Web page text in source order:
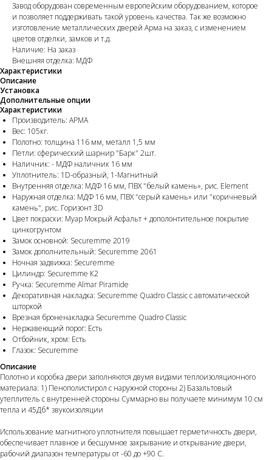
Завод оборудован современным европейским оборудованием, которое
и позволяет поддерживать такой уровень качества. Так же возможно
изготовление металлических дверей Арма на заказ, с изменением
цветов отделки, замков и т.д.
Наличие: На заказ
Внешняя отделка: МДФ
Характеристики
Описание
Установка
Дополнительные опции
Характеристики
Производитель: АРМА
Вес: 105кг.
Полотно: толщина 116 мм, металл 1,5 мм
Петли: сферический шарнир "Барк" 2шт.
Наличник: - МДФ наличник 16 мм
Уплотнитель: 1D-образный, 1-Магнитный
Внутренняя отделка: МДФ 16 мм, ПВХ "белый камень», рис. Element
Наружная отделка: МДФ 16 мм, ПВХ "серый камень» или "коричневый
камень", рис. Горизонт 3D
Цвет покраски: Муар Мокрый Асфальт + дополонтительное покрытие
цинкогрунтом
Замок основной: Securemme 2019
Замок дополнительный: Securemme 2061
Ночная задвижка: Securemme
Цилиндр: Securemme К2
Ручка: Securemme Almar Piramide
Декоративная накладка: Securemme Quadro Classic с автоматической
шторкой
Врезная броненакладка Securemme Quadro Classic
Нержавеющий порог: Есть
Отбойник, хром: Есть
Глазок: Securemme
Описание
Полотно и коробка двери заполняются двумя видами теплоизоляционного
материала: 1) Пенополистирол с наружной стороны 2) Базальтовый
утеплитель с внутренней стороны Суммарно вы получаете минимум 10 см
тепла и 45Дб* звукоизоляции
Использование магнитного уплотнителя повышает герметичность двери,
обеспечивает плавное и бесшумное закрывание и открывание двери,
рабочий диапазон температуры от -60 до +90 С.